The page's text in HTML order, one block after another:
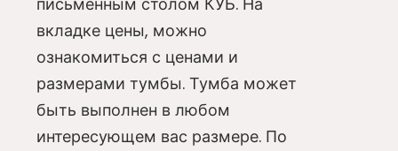
вкладке цены, можно
ознакомиться с ценами и
размерами тумбы. Тумба может
быть выполнен в любом
интересующем вас размере. По